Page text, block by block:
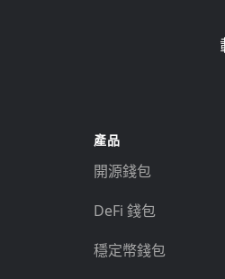
產品
開源錢包
DeFi 錢包
穩定幣錢包